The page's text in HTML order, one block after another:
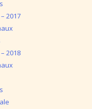
2017
2018